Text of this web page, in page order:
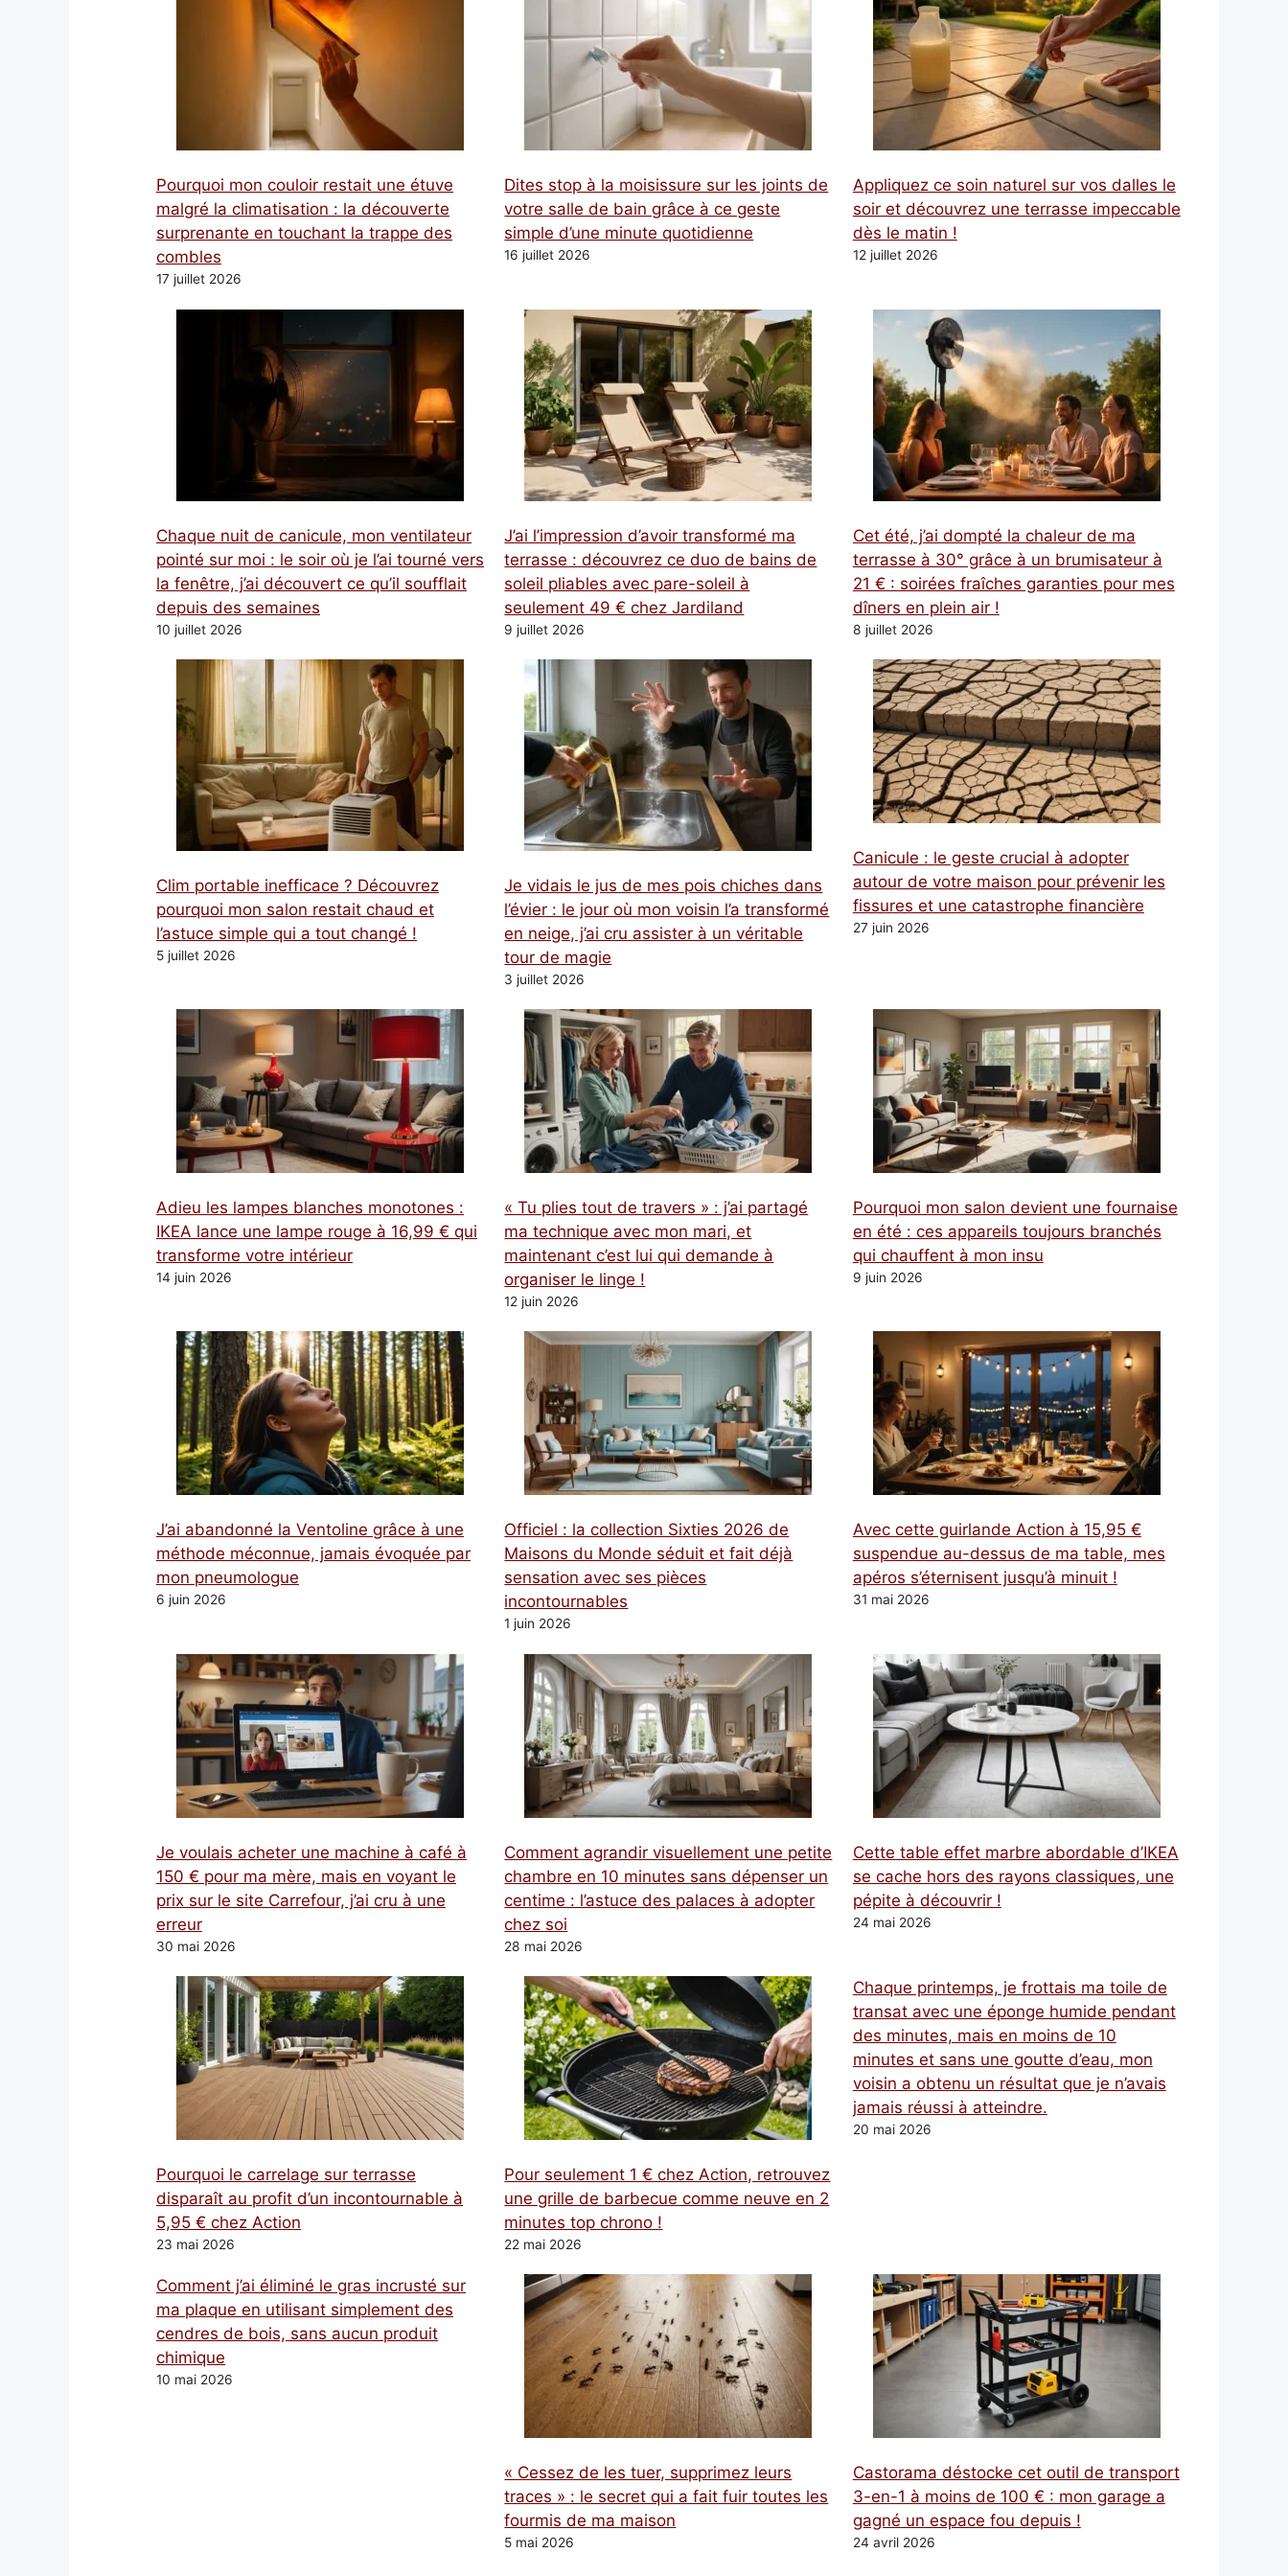
Pourquoi mon couloir restait une étuve
malgré la climatisation : la découverte
surprenante en touchant la trappe des
combles
17 juillet 2026
Dites stop à la moisissure sur les joints de
votre salle de bain grâce à ce geste
simple d’une minute quotidienne
16 juillet 2026
Appliquez ce soin naturel sur vos dalles le
soir et découvrez une terrasse impeccable
dès le matin !
12 juillet 2026
Chaque nuit de canicule, mon ventilateur
pointé sur moi : le soir où je l’ai tourné vers
la fenêtre, j’ai découvert ce qu’il soufflait
depuis des semaines
10 juillet 2026
J’ai l’impression d’avoir transformé ma
terrasse : découvrez ce duo de bains de
soleil pliables avec pare-soleil à
seulement 49 € chez Jardiland
9 juillet 2026
Cet été, j’ai dompté la chaleur de ma
terrasse à 30° grâce à un brumisateur à
21 € : soirées fraîches garanties pour mes
dîners en plein air !
8 juillet 2026
Clim portable inefficace ? Découvrez
pourquoi mon salon restait chaud et
l’astuce simple qui a tout changé !
5 juillet 2026
Je vidais le jus de mes pois chiches dans
l’évier : le jour où mon voisin l’a transformé
en neige, j’ai cru assister à un véritable
tour de magie
3 juillet 2026
Canicule : le geste crucial à adopter
autour de votre maison pour prévenir les
fissures et une catastrophe financière
27 juin 2026
Adieu les lampes blanches monotones :
IKEA lance une lampe rouge à 16,99 € qui
transforme votre intérieur
14 juin 2026
« Tu plies tout de travers » : j’ai partagé
ma technique avec mon mari, et
maintenant c’est lui qui demande à
organiser le linge !
12 juin 2026
Pourquoi mon salon devient une fournaise
en été : ces appareils toujours branchés
qui chauffent à mon insu
9 juin 2026
J’ai abandonné la Ventoline grâce à une
méthode méconnue, jamais évoquée par
mon pneumologue
6 juin 2026
Officiel : la collection Sixties 2026 de
Maisons du Monde séduit et fait déjà
sensation avec ses pièces
incontournables
1 juin 2026
Avec cette guirlande Action à 15,95 €
suspendue au-dessus de ma table, mes
apéros s’éternisent jusqu’à minuit !
31 mai 2026
Je voulais acheter une machine à café à
150 € pour ma mère, mais en voyant le
prix sur le site Carrefour, j’ai cru à une
erreur
30 mai 2026
Comment agrandir visuellement une petite
chambre en 10 minutes sans dépenser un
centime : l’astuce des palaces à adopter
chez soi
28 mai 2026
Cette table effet marbre abordable d’IKEA
se cache hors des rayons classiques, une
pépite à découvrir !
24 mai 2026
Pourquoi le carrelage sur terrasse
disparaît au profit d’un incontournable à
5,95 € chez Action
23 mai 2026
Pour seulement 1 € chez Action, retrouvez
une grille de barbecue comme neuve en 2
minutes top chrono !
22 mai 2026
Chaque printemps, je frottais ma toile de
transat avec une éponge humide pendant
des minutes, mais en moins de 10
minutes et sans une goutte d’eau, mon
voisin a obtenu un résultat que je n’avais
jamais réussi à atteindre.
20 mai 2026
Comment j’ai éliminé le gras incrusté sur
ma plaque en utilisant simplement des
cendres de bois, sans aucun produit
chimique
10 mai 2026
« Cessez de les tuer, supprimez leurs
traces » : le secret qui a fait fuir toutes les
fourmis de ma maison
5 mai 2026
Castorama déstocke cet outil de transport
3-en-1 à moins de 100 € : mon garage a
gagné un espace fou depuis !
24 avril 2026